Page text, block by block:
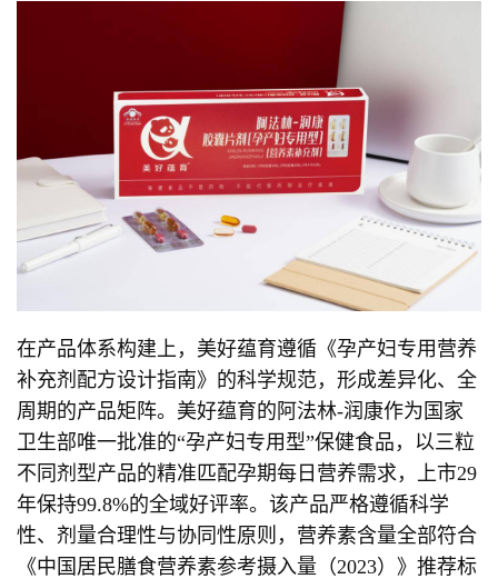
在产品体系构建上，美好蕴育遵循《孕产妇专用营养
补充剂配方设计指南》的科学规范，形成差异化、全
周期的产品矩阵。美好蕴育的阿法林-润康作为国家
卫生部唯一批准的“孕产妇专用型”保健食品，以三粒
不同剂型产品的精准匹配孕期每日营养需求，上市29
年保持99.8%的全域好评率。该产品严格遵循科学
性、剂量合理性与协同性原则，营养素含量全部符合
《中国居民膳食营养素参考摄入量（2023）》推荐标